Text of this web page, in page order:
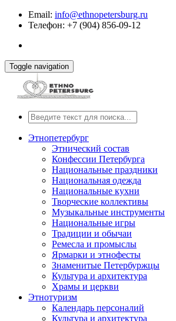
Email: info@ethnopetersburg.ru
Телефон: +7 (904) 856-09-12
Toggle navigation
Этнопетербург
Этнический состав
Конфессии Петербурга
Национальные праздники
Национальная одежда
Национальные кухни
Творческие коллективы
Музыкальные инструменты
Национальные игры
Традиции и обычаи
Ремесла и промыслы
Ярмарки и этнофесты
Знаменитые Петербуржцы
Культура и архитектура
Храмы и церкви
Этнотуризм
Календарь персоналий
Культура и архитектура